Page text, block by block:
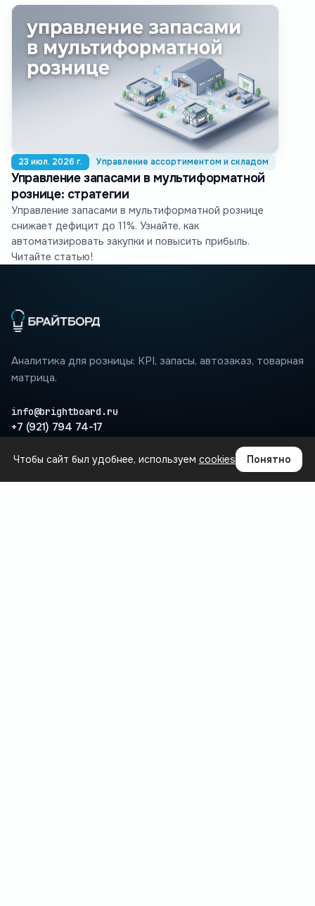
23 июл. 2026 г. Управление ассортиментом и складом
Управление запасами в мультиформатной
рознице: стратегии
Управление запасами в мультиформатной рознице
снижает дефицит до 11%. Узнайте, как
автоматизировать закупки и повысить прибыль.
Читайте статью!
Аналитика для розницы: KPI, запасы, автозаказ, товарная
матрица.
info@brightboard.ru
+7 (921) 794 74-17
Где теряются деньги
Чтобы сайт был удобнее, используем cookies Понятно